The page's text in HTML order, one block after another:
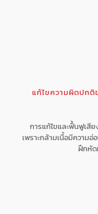
แก้ไขความผิดปก
การแก้ไขและฟื้นฟูเสีย
เพราะกล้ามเนื้อมีความ
ฝึกหัด